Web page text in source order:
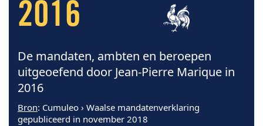
2016
De mandaten, ambten en beroepen
uitgeoefend door Jean-Pierre Marique in
2016
Bron: Cumuleo › Waalse mandatenverklaring
gepubliceerd in november 2018